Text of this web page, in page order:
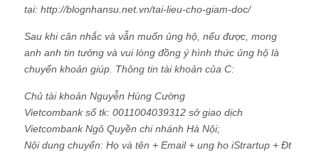
tại: http://blognhansu.net.vn/tai-lieu-cho-giam-doc/
Sau khi cân nhắc và vẫn muốn ủng hộ, nếu được, mong
anh anh tin tưởng và vui lòng đồng ý hình thức ủng hộ là
chuyển khoản giúp. Thông tin tài khoản của C:
Chủ tài khoản Nguyễn Hùng Cường
Vietcombank số tk: 0011004039312 sở giao dịch
Vietcombank Ngô Quyền chi nhánh Hà Nội;
Nội dung chuyển: Họ và tên + Email + ung ho iStrartup + Đt